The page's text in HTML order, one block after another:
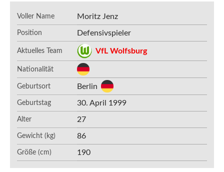
Voller Name Moritz Jenz
Position Defensivspieler
Aktuelles Team VfL Wolfsburg
Nationalität
Geburtsort Berlin
Geburtstag 30. April 1999
Alter 27
Gewicht (kg) 86
Größe (cm) 190